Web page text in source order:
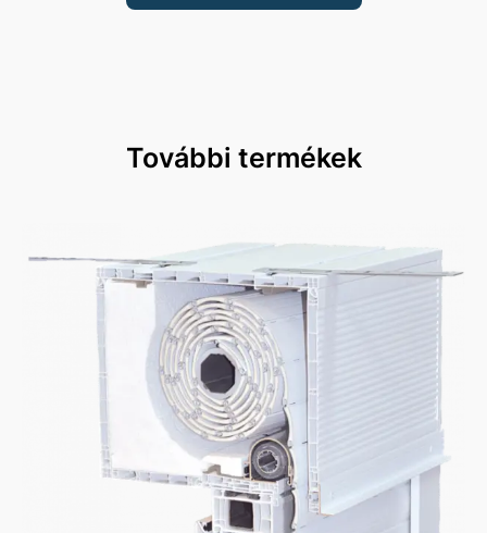
További termékek